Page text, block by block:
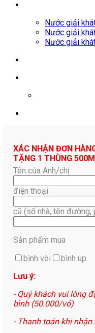
Nước giải
Nước giải
Nước giải
XÁC NHẬN ĐƠN
TẶNG 1 THÙNG
Tên của Anh/chị
điện thoại
cũ (số nhà, tên đường,
Sản phẩm mua
bình vòi
bình up
Lưu ý:
- Quý khách vui lòng
bình (50.000/vỏ)
- Thanh toán khi nhận